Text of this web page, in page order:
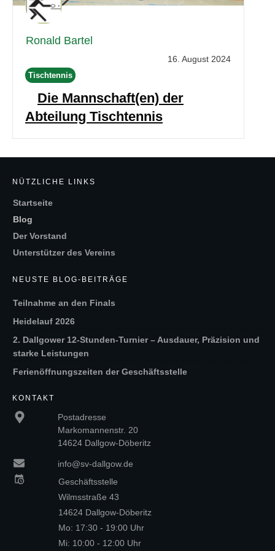
Ronald Bartel
16. August 2024
Tischtennis
Die Mannschaft(en) der
Abteilung Tischtennis
NÜTZLICHE LINKS
Startseite
Blog
Der Vorstand
Unterstützer des Vereins
NEUSTE BLOG-BEITRÄGE
Teilnahme an den Finals
Heidelauf 2026
2. Dallgower 12-Stunden-Turnier – Ausdauer, Präzision und
starke Leistungen
Ferienöffnungszeiten der Geschäftsstelle
KONTAKT
Postadresse
Markomannenstr. 20
14624 Dallgow-Döberitz
info@sv-dallgow.de
Geschäftsstelle
Wilmsstraße 43
14624 Dallgow-Döberitz
Mo: 17:30 - 19:00 Uhr
Mi: 10:00 - 12:00 Uhr